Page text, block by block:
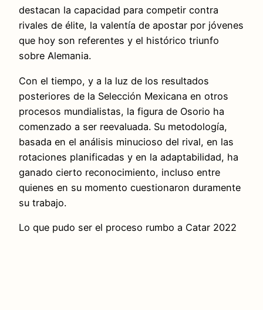
destacan la capacidad para competir contra
rivales de élite, la valentía de apostar por jóvenes
que hoy son referentes y el histórico triunfo
sobre Alemania.
Con el tiempo, y a la luz de los resultados
posteriores de la Selección Mexicana en otros
procesos mundialistas, la figura de Osorio ha
comenzado a ser reevaluada. Su metodología,
basada en el análisis minucioso del rival, en las
rotaciones planificadas y en la adaptabilidad, ha
ganado cierto reconocimiento, incluso entre
quienes en su momento cuestionaron duramente
su trabajo.
Lo que pudo ser el proceso rumbo a Catar 2022